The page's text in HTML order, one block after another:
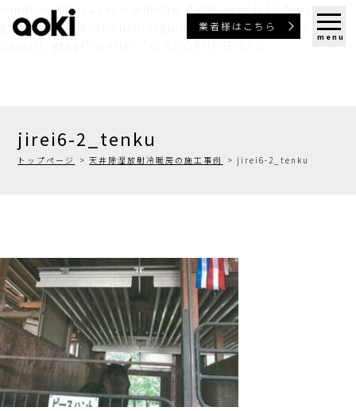
window.dataLayer = window.dataLayer || []; function
gtag(){dataLayer.push(arguments);} gtag('js', new
業者様はこちら
menu
jirei6-2_tenku
トップページ 天井除湿放射冷暖房の施工事例 jirei6-2_tenku